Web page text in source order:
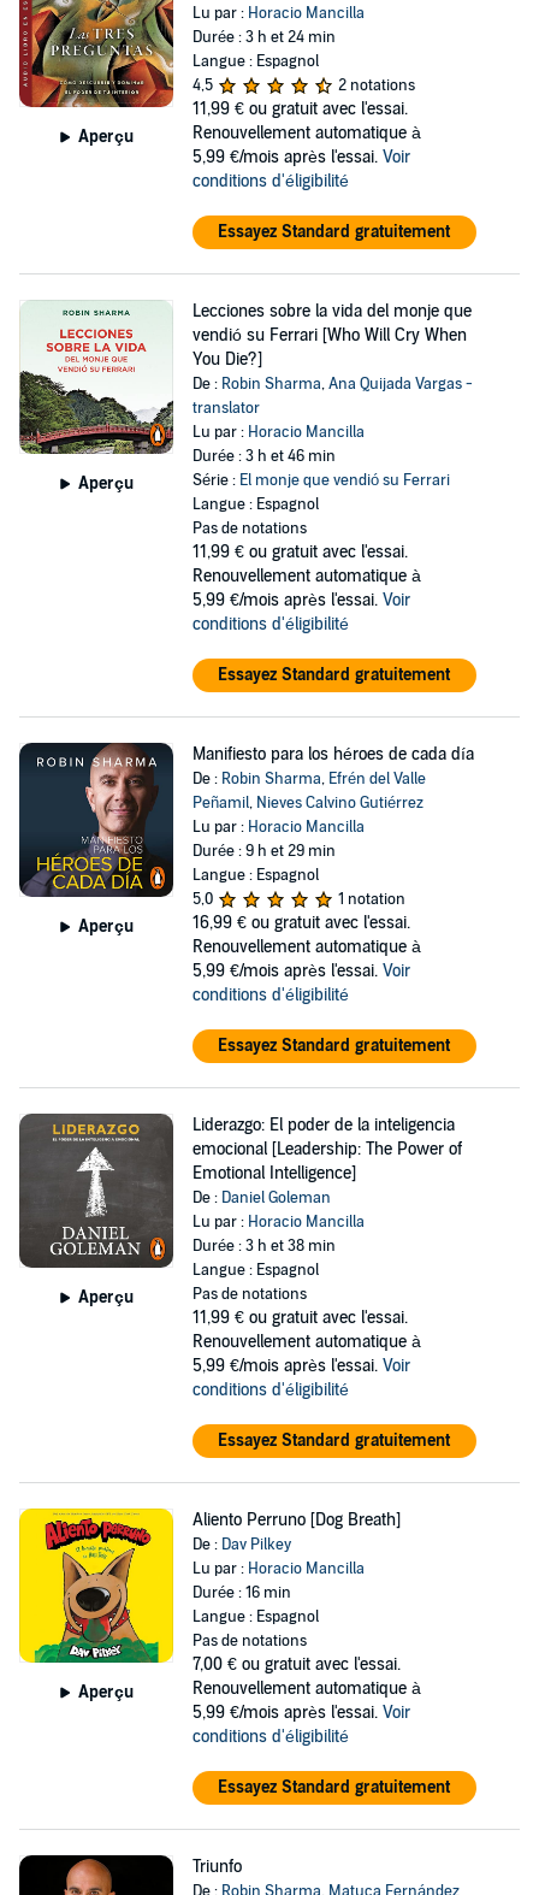
Aperçu
Lu par : Horacio Mancilla
Durée : 3 h et 24 min
Langue : Espagnol
4,5
2 notations
11,99 € ou gratuit avec l'essai.
Renouvellement automatique à
5,99 €/mois après l'essai. Voir
conditions d'éligibilité
Essayez Standard gratuitement
Aperçu
Lecciones sobre la vida del monje que
vendió su Ferrari [Who Will Cry When
You Die?]
De : Robin Sharma,Ana Quijada Vargas -
translator
Lu par : Horacio Mancilla
Durée : 3 h et 46 min
Série : El monje que vendió su Ferrari
Langue : Espagnol
Pas de notations
11,99 € ou gratuit avec l'essai.
Renouvellement automatique à
5,99 €/mois après l'essai. Voir
conditions d'éligibilité
Essayez Standard gratuitement
Aperçu
Manifiesto para los héroes de cada día
De : Robin Sharma, Efrén del Valle
Peñamil, Nieves Calvino Gutiérrez
Lu par : Horacio Mancilla
Durée : 9 h et 29 min
Langue : Espagnol
5,0
1 notation
16,99 € ou gratuit avec l'essai.
Renouvellement automatique à
5,99 €/mois après l'essai. Voir
conditions d'éligibilité
Essayez Standard gratuitement
Aperçu
Liderazgo: El poder de la inteligencia
emocional [Leadership: The Power of
Emotional Intelligence]
De : Daniel Goleman
Lu par : Horacio Mancilla
Durée : 3 h et 38 min
Langue : Espagnol
Pas de notations
11,99 € ou gratuit avec l'essai.
Renouvellement automatique à
5,99 €/mois après l'essai. Voir
conditions d'éligibilité
Essayez Standard gratuitement
Aperçu
Aliento Perruno [Dog Breath]
De : Dav Pilkey
Lu par : Horacio Mancilla
Durée : 16 min
Langue : Espagnol
Pas de notations
7,00 € ou gratuit avec l'essai.
Renouvellement automatique à
5,99 €/mois après l'essai. Voir
conditions d'éligibilité
Essayez Standard gratuitement
Triunfo